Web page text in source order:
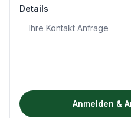
Details
Anmelden &
Identifikationszwecken. Für
dieser Partner und der